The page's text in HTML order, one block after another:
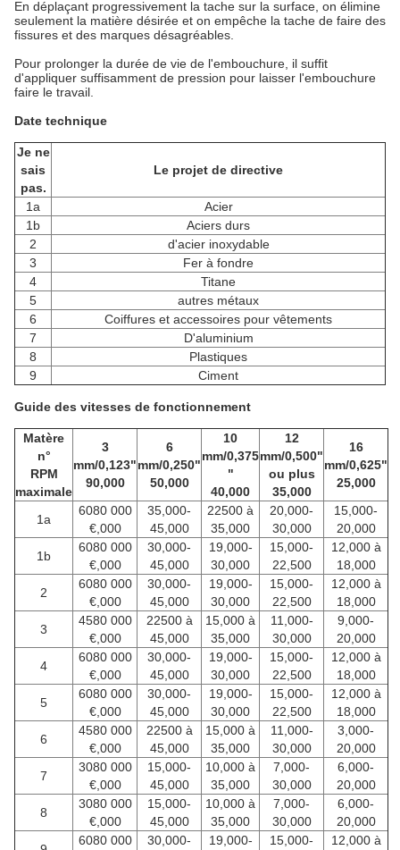
En déplaçant progressivement la tache sur la surface, on élimine
seulement la matière désirée et on empêche la tache de faire des
fissures et des marques désagréables.
Pour prolonger la durée de vie de l'embouchure, il suffit
d'appliquer suffisamment de pression pour laisser l'embouchure
faire le travail.
Date technique
Je ne
sais
pas.
Le projet de directive
1a
Acier
1b
Aciers durs
2
d'acier inoxydable
3
Fer à fondre
4
Titane
5
autres métaux
6
Coiffures et accessoires pour vêtements
7
D'aluminium
8
Plastiques
9
Ciment
Guide des vitesses de fonctionnement
Matère
n°
RPM
maximale
3
mm/0,123"
90,000
6
mm/0,250"
50,000
10
mm/0,375
"
40,000
12
mm/0,500"
ou plus
35,000
16
mm/0,625"
25,000
1a
6080 000
€,000
35,000-
45,000
22500 à
35,000
20,000-
30,000
15,000-
20,000
1b
6080 000
€,000
30,000-
45,000
19,000-
30,000
15,000-
22,500
12,000 à
18,000
2
6080 000
€,000
30,000-
45,000
19,000-
30,000
15,000-
22,500
12,000 à
18,000
3
4580 000
€,000
22500 à
45,000
15,000 à
35,000
11,000-
30,000
9,000-
20,000
4
6080 000
€,000
30,000-
45,000
19,000-
30,000
15,000-
22,500
12,000 à
18,000
5
6080 000
€,000
30,000-
45,000
19,000-
30,000
15,000-
22,500
12,000 à
18,000
6
4580 000
€,000
22500 à
45,000
15,000 à
35,000
11,000-
30,000
3,000-
20,000
7
3080 000
€,000
15,000-
45,000
10,000 à
35,000
7,000-
30,000
6,000-
20,000
8
3080 000
€,000
15,000-
45,000
10,000 à
35,000
7,000-
30,000
6,000-
20,000
6080 000
30,000-
19,000-
15,000-
12,000 à